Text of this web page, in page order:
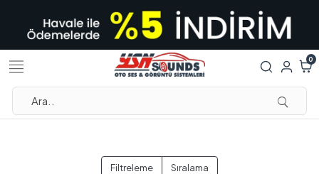
0
Filtreleme Sıralama